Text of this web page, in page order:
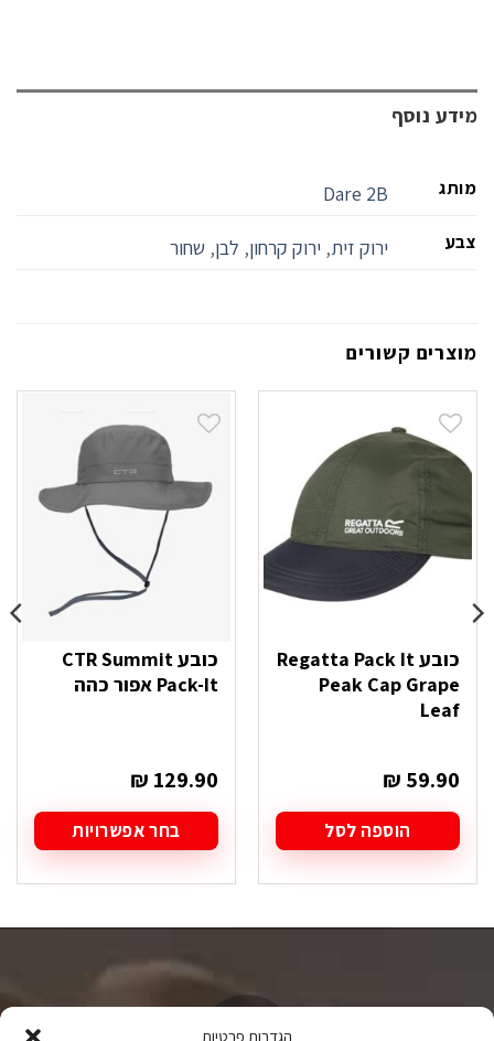
הגדרות פרטיות
מידע נוסף
מותג Dare 2B
צבע ירוק זית, ירוק קרחון, לבן, שחור
מוצרים קשורים
כובע Regatta Pack It
Peak Cap Grape
Leaf
₪ 59.90
הוספה לסל
כובע CTR Summit
Pack-It אפור כהה
₪ 129.90
בחר אפשרויות
זה
מספר
ניתן
לבחור
את